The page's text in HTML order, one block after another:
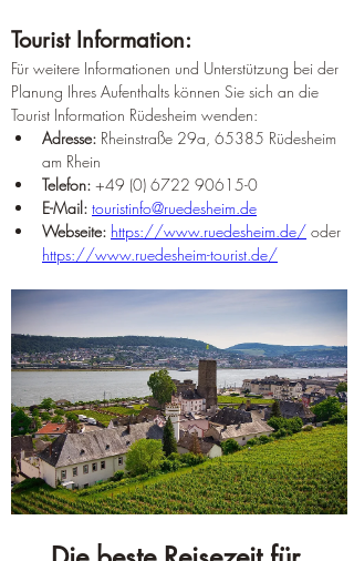
Tourist Information:
Für weitere Informationen und Unterstützung bei der
Planung Ihres Aufenthalts können Sie sich an die
Tourist Information Rüdesheim wenden:
Adresse: Rheinstraße 29a, 65385 Rüdesheim
am Rhein
Telefon: +49 (0) 6722 90615-0
E-Mail: touristinfo@ruedesheim.de
Webseite: https://www.ruedesheim.de/ oder
https://www.ruedesheim-tourist.de/